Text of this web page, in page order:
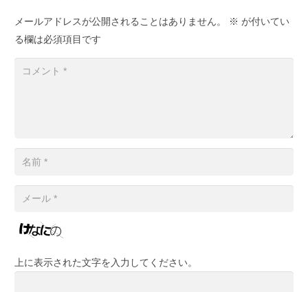
メールアドレスが公開されることはありません。 ※ が付いてい
る欄は必須項目です
上に表示された文字を入力してください。